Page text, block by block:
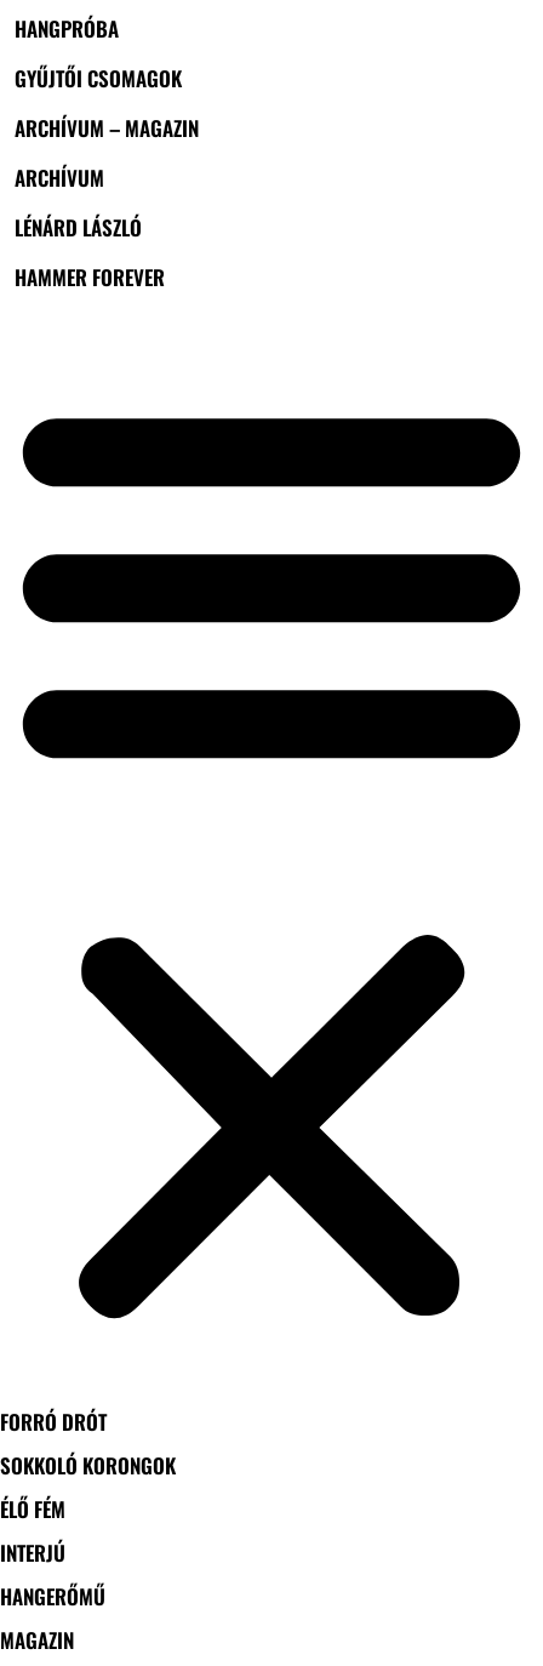
HANGPRÓBA
GYŰJTŐI CSOMAGOK
ARCHÍVUM – MAGAZIN
ARCHÍVUM
LÉNÁRD LÁSZLÓ
HAMMER FOREVER
FORRÓ DRÓT
SOKKOLÓ KORONGOK
ÉLŐ FÉM
INTERJÚ
HANGERŐMŰ
MAGAZIN